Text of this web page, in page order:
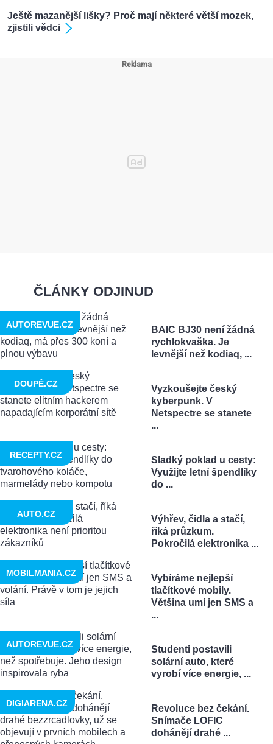
Ještě mazanější lišky? Proč mají některé větší mozek,
zjistili vědci
ČLÁNKY ODJINUD
BAIC BJ30 není žádná
rychlokvaška. Je
levnější než kodiaq, ...
AUTOREVUE.CZ
Vyzkoušejte český
kyberpunk. V
Netspectre se stanete
...
DOUPĚ.CZ
Sladký poklad u cesty:
Využijte letní špendlíky
do ...
RECEPTY.CZ
Výhřev, čidla a stačí,
říká průzkum.
Pokročilá elektronika ...
AUTO.CZ
Vybíráme nejlepší
tlačítkové mobily.
Většina umí jen SMS a
...
MOBILMANIA.CZ
Studenti postavili
solární auto, které
vyrobí více energie, ...
AUTOREVUE.CZ
Revoluce bez čekání.
Snímače LOFIC
dohánějí drahé ...
DIGIARENA.CZ